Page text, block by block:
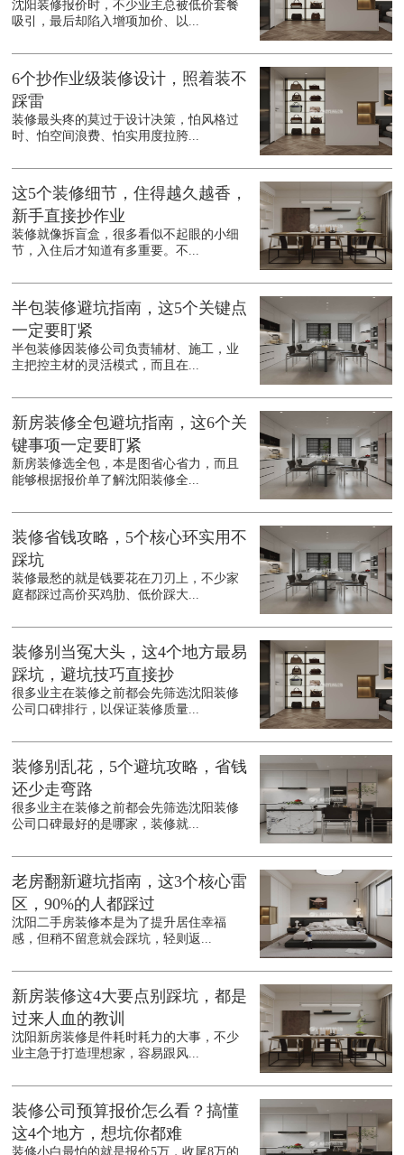
沈阳装修报价时，不少业主总被低价套餐
吸引，最后却陷入增项加价、以...
6个抄作业级装修设计，照着装不
踩雷
装修最头疼的莫过于设计决策，怕风格过
时、怕空间浪费、怕实用度拉胯...
这5个装修细节，住得越久越香，
新手直接抄作业
装修就像拆盲盒，很多看似不起眼的小细
节，入住后才知道有多重要。不...
半包装修避坑指南，这5个关键点
一定要盯紧
半包装修因装修公司负责辅材、施工，业
主把控主材的灵活模式，而且在...
新房装修全包避坑指南，这6个关
键事项一定要盯紧
新房装修选全包，本是图省心省力，而且
能够根据报价单了解沈阳装修全...
装修省钱攻略，5个核心环实用不
踩坑
装修最愁的就是钱要花在刀刃上，不少家
庭都踩过高价买鸡肋、低价踩大...
装修别当冤大头，这4个地方最易
踩坑，避坑技巧直接抄
很多业主在装修之前都会先筛选沈阳装修
公司口碑排行，以保证装修质量...
装修别乱花，5个避坑攻略，省钱
还少走弯路
很多业主在装修之前都会先筛选沈阳装修
公司口碑最好的是哪家，装修就...
老房翻新避坑指南，这3个核心雷
区，90%的人都踩过
沈阳二手房装修本是为了提升居住幸福
感，但稍不留意就会踩坑，轻则返...
新房装修这4大要点别踩坑，都是
过来人血的教训
沈阳新房装修是件耗时耗力的大事，不少
业主急于打造理想家，容易跟风...
装修公司预算报价怎么看？搞懂
这4个地方，想坑你都难
装修小白最怕的就是报价5万，收尾8万的